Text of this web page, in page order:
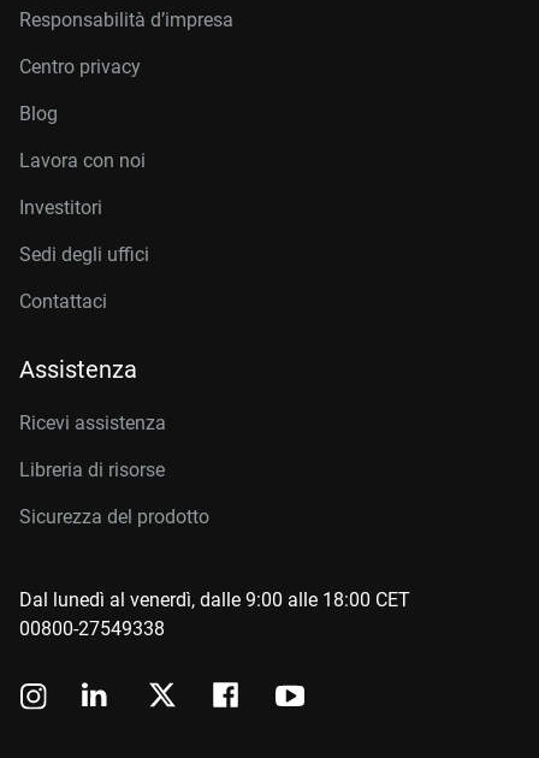
Responsabilità d’impresa
Centro privacy
Blog
Lavora con noi
Investitori
Sedi degli uffici
Contattaci
Assistenza
Ricevi assistenza
Libreria di risorse
Sicurezza del prodotto
Dal lunedì al venerdì, dalle 9:00 alle 18:00 CET
00800-27549338